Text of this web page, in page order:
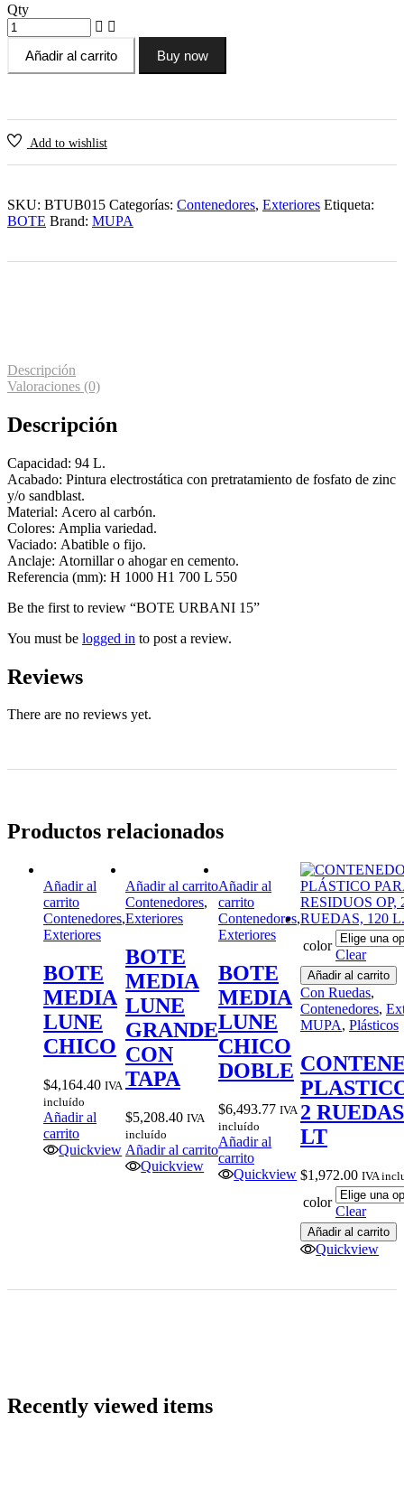
Qty
Añadir al carrito Buy now
Add to wishlist
SKU: BTUB015 Categorías: Contenedores, Exteriores Etiqueta:
BOTE Brand: MUPA
Descripción
Valoraciones (0)
Descripción
Capacidad: 94 L.
Acabado: Pintura electrostática con pretratamiento de fosfato de zinc
y/o sandblast.
Material: Acero al carbón.
Colores: Amplia variedad.
Vaciado: Abatible o fijo.
Anclaje: Atornillar o ahogar en cemento.
Referencia (mm): H 1000 H1 700 L 550
Be the first to review “BOTE URBANI 15”
You must be logged in to post a review.
Reviews
There are no reviews yet.
Productos relacionados
Añadir al
carrito
Contenedores,
Exteriores
BOTE
MEDIA
LUNE
CHICO
$4,164.40 IVA
incluído
Añadir al
carrito
Quickview
Añadir al carrito
Contenedores,
Exteriores
BOTE
MEDIA
LUNE
GRANDE
CON
TAPA
$5,208.40 IVA
incluído
Añadir al carrito
Quickview
Añadir al
carrito
Contenedores,
Exteriores
BOTE
MEDIA
LUNE
CHICO
DOBLE
$6,493.77 IVA
incluído
Añadir al
carrito
Quickview
color
Clear
Añadir al carrito
Con Ruedas,
Contenedores,
MUPA, Plásticos
2
LT
$1,972.00 IVA
color
Clear
Añadir al carrito
Quickview
Recently viewed items